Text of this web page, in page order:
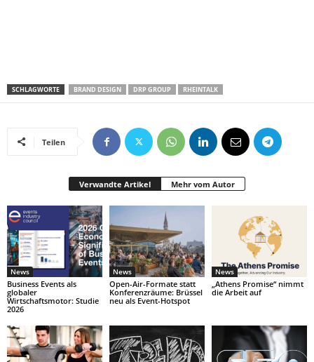
SCHLAGWORTE BRAND DESIGN DRP GROUP RHEINTALK
Teilen
Verwandte Artikel Mehr vom Autor
News
Business Events als
globaler
Wirtschaftsmotor: Studie
2026
News
Open-Air-Formate statt
Konferenzräume: Brüssel
neu als Event-Hotspot
News
„Athens Promise“ nimmt
die Arbeit auf